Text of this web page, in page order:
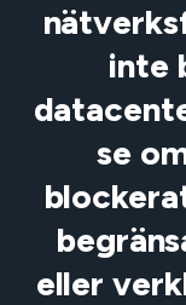
inte
se
eller